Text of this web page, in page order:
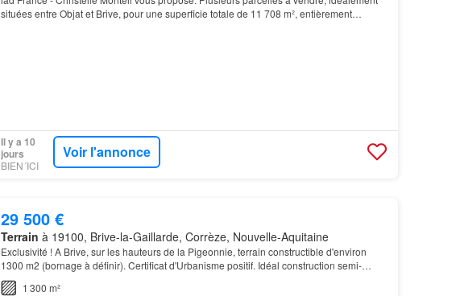
situées entre Objat et Brive, pour une superficie totale de 11 708 m², entièrement
Il y a 10
jours
BIEN´ICI
Voir l'annonce
29 500 €
Terrain à 19100, Brive-la-Gaillarde, Corrèze, Nouvelle-Aquitaine
Exclusivité ! A Brive, sur les hauteurs de la Pigeonnie, terrain constructible d'environ
1300 m2 (bornage à définir). Certificat d'Urbanisme positif. Idéal construction semi-
entérrée…
1 300 m²